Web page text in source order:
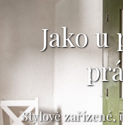
Jako u
Stylově zařízené,